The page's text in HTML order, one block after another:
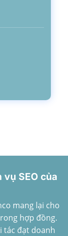
SEO của
mang lại cho
hợp đồng.
tác đạt doanh